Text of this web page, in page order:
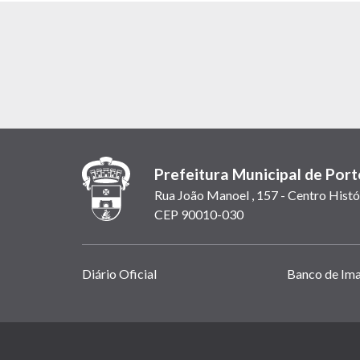
Prefeitura Municipal de
Rua João Manoel , 157 - Centro
CEP 90010-030
Links
Diário Oficial Banco de